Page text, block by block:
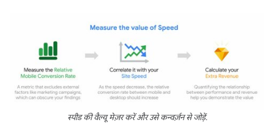
स्पीड की वैल्यू मेज़र करें और उसे कन्वर्ज़न से जोड़ें.